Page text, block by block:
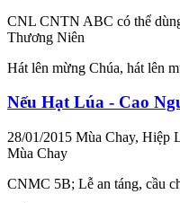
CNL CNTN ABC có thể
Thương Niên
Hát lên mừng Chúa, hát lên
Nếu Hạt Lúa - Cao
28/01/2015 Mùa Chay, Hiệp
Mùa Chay
CNMC 5B; Lễ an táng, cầu